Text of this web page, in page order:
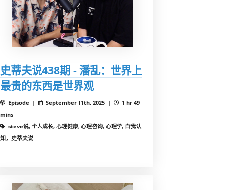
史蒂夫说438期 - 潘乱：世界上
最贵的东西是世界观
Episode | September 11th, 2025 |
1 hr 49
mins
steve说, 个人成长, 心理健康, 心理咨询, 心理学, 自我认
知，史蒂夫说